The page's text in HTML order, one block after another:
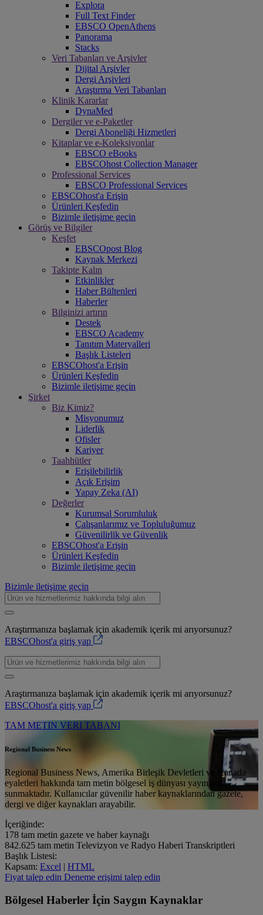
Explora
Full Text Finder
EBSCO OpenAthens
Panorama
Stacks
Veri Tabanları ve Arşivler
Dijital Arşivler
Dergi Arşivleri
Araştırma Veri Tabanları
Klinik Kararlar
DynaMed
Dergiler ve e-Paketler
Dergi Aboneliği Hizmetleri
Kitaplar ve e-Koleksiyonlar
EBSCO eBooks
EBSCOhost Collection Manager
Professional Services
EBSCO Professional Services
EBSCOhost'a Erişin
Ürünleri Keşfedin
Bizimle iletişime geçin
Görüş ve Bilgiler
Keşfet
EBSCOpost Blog
Kaynak Merkezi
Takipte Kalın
Etkinlikler
Haber Bültenleri
Haberler
Bilginizi artırın
Destek
EBSCO Academy
Tanıtım Materyalleri
Başlık Listeleri
EBSCOhost'a Erişin
Ürünleri Keşfedin
Bizimle iletişime geçin
Şirket
Biz Kimiz?
Misyonumuz
Liderlik
Ofisler
Kariyer
Taahhütler
Erişilebilirlik
Açık Erişim
Yapay Zeka (AI)
Değerler
Kurumsal Sorumluluk
Çalışanlarımız ve Topluluğumuz
Güvenilirlik ve Güvenlik
EBSCOhost'a Erişin
Ürünleri Keşfedin
Bizimle iletişime geçin
Bizimle iletişime geçin
Araştırmanıza başlamak için akademik içerik mi arıyorsunuz?
EBSCOhost'a giriş yap
Araştırmanıza başlamak için akademik içerik mi arıyorsunuz?
EBSCOhost'a giriş yap
TAM METIN VERI TABANI
Regional Business News
Regional Business News, Amerika Birleşik Devletleri ve Kanada
eyaletleri hakkında tam metin bölgesel iş dünyası yayınları
sunmaktadır. Kullanıcılar güvenilir haber kaynaklarından gazete,
dergi ve diğer kaynakları arayabilir.
İçeriğinde:
178 tam metin gazete ve haber kaynağı
842.625 tam metin Televizyon ve Radyo Haberi Transkriptleri
Başlık Listesi:
Kapsam: Excel | HTML
Fiyat talep edin Deneme erişimi talep edin
Bölgesel Haberler İçin Saygın Kaynaklar